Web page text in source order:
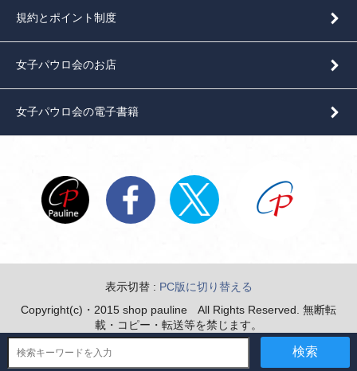
検索
規約とポイント制度
女子パウロ会のお店
女子パウロ会の電子書籍
表示切替 : PC版に切り替える
Copyright(c)・2015 shop pauline All Rights Reserved. 無断転
載・コピー・転送等を禁じます。